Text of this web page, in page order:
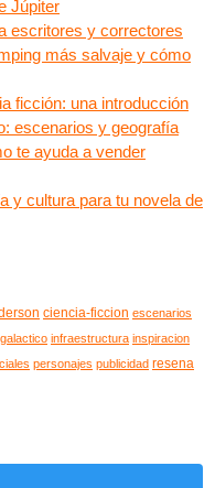
Júpiter
escritores y correctores
más salvaje y cómo
ficción: una introducción
escenarios y geografía
te ayuda a vender
y cultura para tu novela de
ciencia-ficcion escenarios
infraestructura inspiracion
personajes publicidad resena